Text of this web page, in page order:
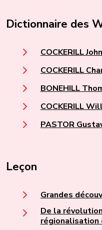
Dictionnaire des
COCKERILL John
COCKERILL
BONEHILL
COCKERILL
PASTOR
Leçon
Grandes
De la
régionalisation